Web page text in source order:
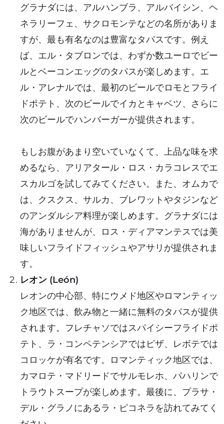
グラナダには、アルハンブラ、アルバイシン、ヘ
ネラリーフェ、サクロモンテなどの名所がありま
すが、最も有名なのは豊富なタパスです。例え
ば、エル・タブロンでは、わずか数ユーロでビー
ルとベーコンエッグのタパスが楽しめます。エ
ル・アレナルでは、最初のビールでロモとフライ
ドポテト、次のビールでイカとキャベツ、さらに
次のビールでハンバーガーが提供されます。
もしお腹があまり空いていなくて、上品な味を求
めるなら、アリアタール・ロス・カラコレスでエ
スカルゴを試してみてください。また、オムカで
は、クスクス、サルカ、ブレワットやタジンなど
のアンダルシア料理が楽しめます。グラナダには
海がありませんが、ロス・ディアマンテスでは美
味しいフライドフィッシュやアサリが提供されま
す。
レオン (León)
レオンの中心部、特にウメド地区やロマンティッ
ク地区では、飲み物と一緒に無料のタパスが提供
されます。フレチャソではスパイシーフライドポ
テト、ラ・コンペテンシアではピザ、レボテでは
コロッケが有名です。ロマンティック地区では、
カマロテ・マドリードでサルモレホ、パハリンで
トラウトスープが楽しめます。最後に、プラサ・
デル・グラノにあるラ・ピコネラを訪れてみてく